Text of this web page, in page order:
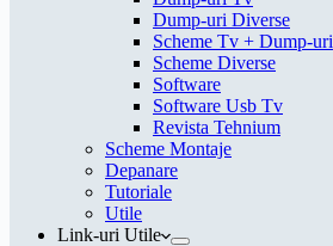
Dump-uri Diverse
Scheme Tv + Dump-uri
Scheme Diverse
Software
Software Usb Tv
Revista Tehnium
Scheme Montaje
Depanare
Tutoriale
Utile
Link-uri Utile